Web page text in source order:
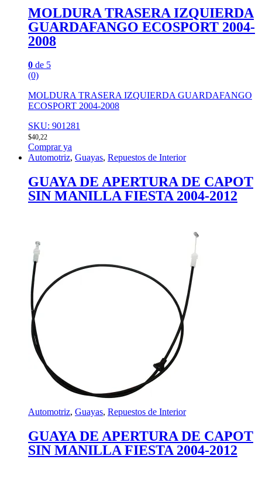
MOLDURA TRASERA IZQUIERDA
GUARDAFANGO ECOSPORT 2004-
2008
0 de 5
(0)
MOLDURA TRASERA IZQUIERDA GUARDAFANGO
ECOSPORT 2004-2008
SKU: 901281
$40,22
Comprar ya
Automotriz, Guayas, Repuestos de Interior
GUAYA DE APERTURA DE CAPOT
SIN MANILLA FIESTA 2004-2012
Automotriz, Guayas, Repuestos de Interior
GUAYA DE APERTURA DE CAPOT
SIN MANILLA FIESTA 2004-2012